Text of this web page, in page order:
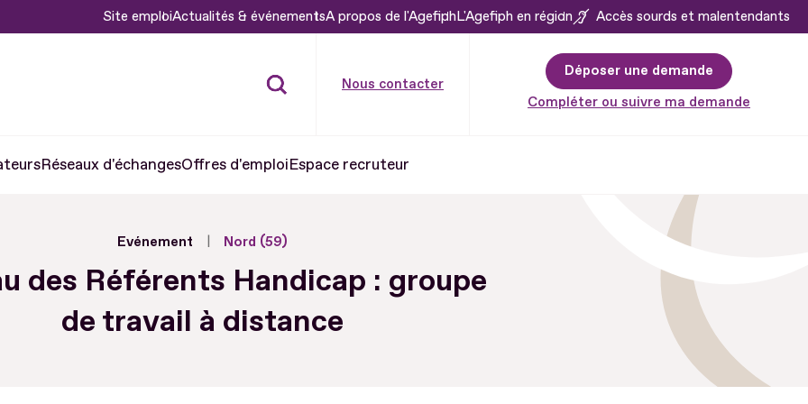
Site emploiActualités & événementsA propos de l'AgefiphL'Agefiph en région Accès sourds et malentendants
Nous contacter
Déposer une demande
Compléter ou suivre ma demande
Réseaux d'échangesOffres d'emploiEspace recruteur
Evénement Nord (59)
des Référents Handicap : groupe
de travail à distance